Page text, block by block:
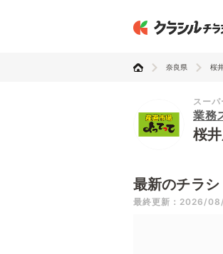
奈良県 桜
スーパ
業務
桜
最新のチラシ
最終更新：2026/